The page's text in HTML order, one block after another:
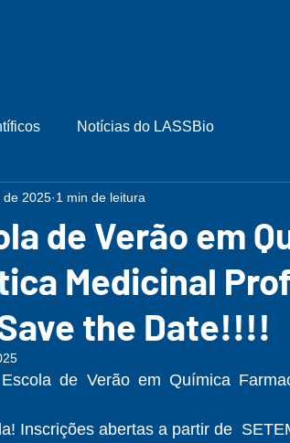
Notícias do LASSBio
de Verão em
Medicinal
the Date!!!!
de 2025 1 min de leitura
de Verão em Química
Inscrições abertas a partir de